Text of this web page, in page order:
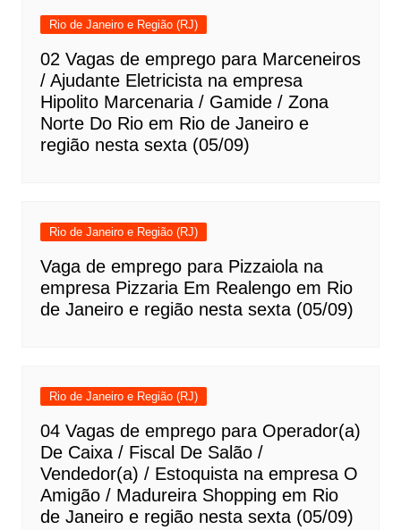
Rio de Janeiro e Região (RJ)
02 Vagas de emprego para Marceneiros
/ Ajudante Eletricista na empresa
Hipolito Marcenaria / Gamide / Zona
Norte Do Rio em Rio de Janeiro e
região nesta sexta (05/09)
Rio de Janeiro e Região (RJ)
Vaga de emprego para Pizzaiola na
empresa Pizzaria Em Realengo em Rio
de Janeiro e região nesta sexta (05/09)
Rio de Janeiro e Região (RJ)
04 Vagas de emprego para Operador(a)
De Caixa / Fiscal De Salão /
Vendedor(a) / Estoquista na empresa O
Amigão / Madureira Shopping em Rio
de Janeiro e região nesta sexta (05/09)